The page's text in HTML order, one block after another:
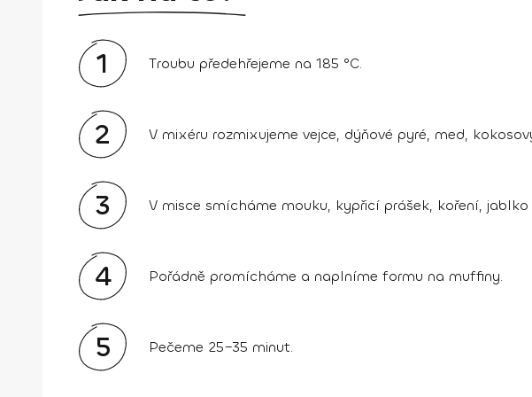
1 Troubu předehřejeme na 185 °C.
2 V mixéru rozmixujeme vejce, dýňové pyré, med,
3 V misce smícháme mouku, kypřicí prášek, koření,
4 Pořádně promícháme a naplníme formu na muffiny.
5 Pečeme 25–35 minut.